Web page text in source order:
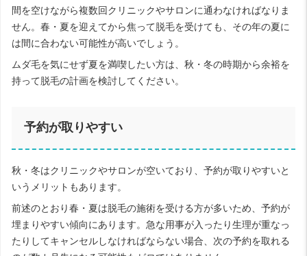
間を空けながら複数回クリニックやサロンに通わなければなりま
せん。春・夏を迎えてから焦って脱毛を受けても、その年の夏に
は間に合わない可能性が高いでしょう。
ムダ毛を気にせず夏を満喫したい方は、秋・冬の時期から余裕を
持って脱毛の計画を検討してください。
予約が取りやすい
秋・冬はクリニックやサロンが空いており、予約が取りやすいと
いうメリットもあります。
前述のとおり春・夏は脱毛の施術を受ける方が多いため、予約が
埋まりやすい傾向にあります。急な用事が入ったり生理が重なっ
たりしてキャンセルしなければならない場合、次の予約を取れる